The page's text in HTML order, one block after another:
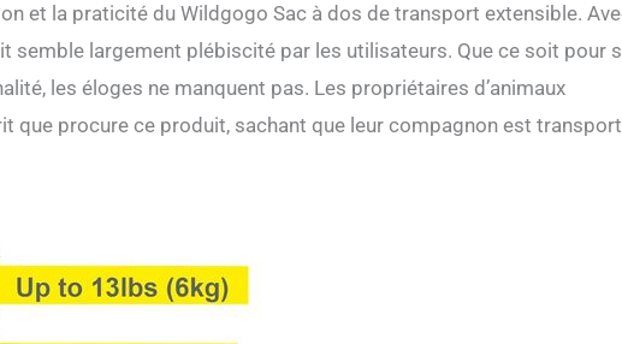
et la praticité du Wildgogo Sac à dos de transport extensible.
semble largement plébiscité par les utilisateurs. Que ce soit pour
les éloges ne manquent pas. Les propriétaires d’animaux
que procure ce produit, sachant que leur compagnon est